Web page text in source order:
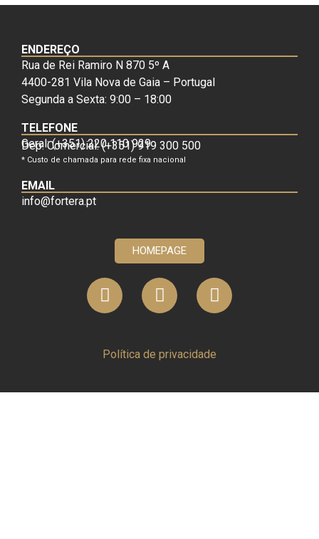
ENDEREÇO
Rua de Rei Ramiro N 870 5º A
4400-281 Vila Nova de Gaia – Portugal
Segunda a Sexta: 9:00 – 18:00
TELEFONE
Geral: (+351) 220 110 929
Dep. Comercial: (+351) 919 300 500
* Custo de chamada para rede fixa nacional
EMAIL
info@fortera.pt
HOMEPAGE
Política de privacidade